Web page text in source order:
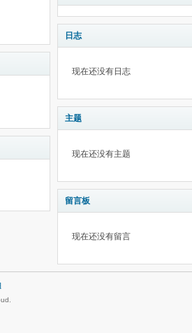
日志
现在还没有日志
主题
现在还没有主题
留言板
现在还没有留言